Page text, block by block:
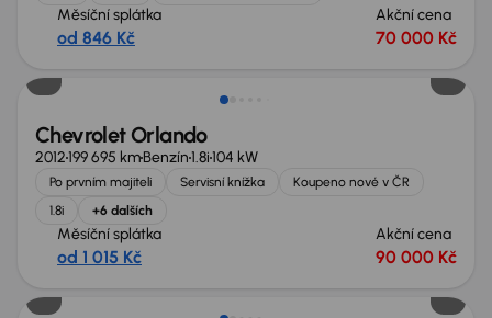
Měsíční splátka
od 846 Kč
Akční cena
70 000 Kč
Možnost odpočtu DPH
Chevrolet Orlando
2012199 695 kmBenzín1.8i104 kW
Po prvním majiteli Servisní knížka
Koupeno nové v ČR
1.8i
+6 dalších
Měsíční splátka
od 1 015 Kč
Akční cena
90 000 Kč